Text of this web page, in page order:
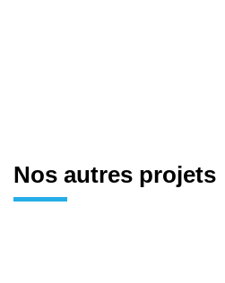
Nos autres projets